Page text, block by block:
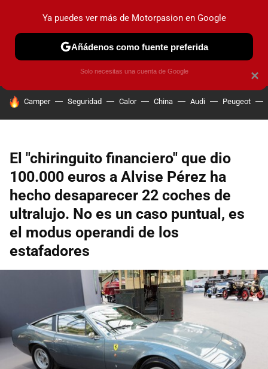
PRUEBAS COCHES ELÉCTRICOS OBSERVATORIO
HOY SE HABLA DE
Camper Seguridad Calor China Audi Peugeot
El "chiringuito financiero" que dio
100.000 euros a Alvise Pérez ha
hecho desaparecer 22 coches de
ultralujo. No es un caso puntual, es
el modus operandi de los
estafadores
×
Ya puedes ver más de Motorpasion en Google
Añádenos como fuente preferida
Solo necesitas una cuenta de Google